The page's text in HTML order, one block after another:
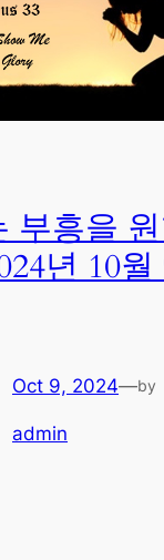
부흥을
년 10
Oct 9, 2024—by
admin